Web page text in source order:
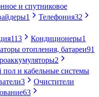
и спутниковое
1 Телефония32
113 Кондиционеры1
отопления, батареи91
2
пол и кабельные системы
3
Очистители
63